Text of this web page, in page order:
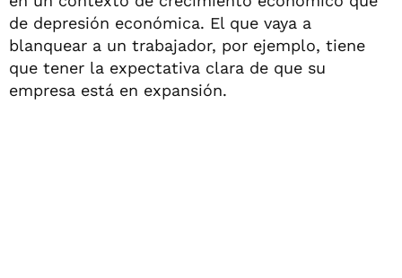
de depresión económica. El que vaya a
blanquear a un trabajador, por ejemplo, tiene
que tener la expectativa clara de que su
empresa está en expansión.